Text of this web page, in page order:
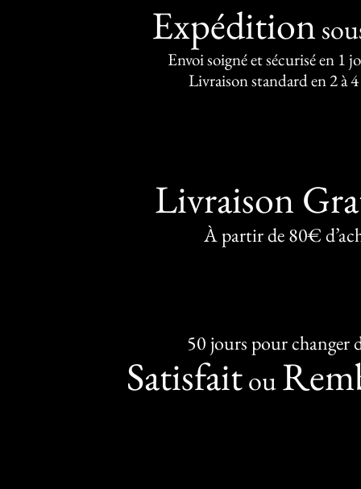
Expédition
Envoi soigné et sécurisé en 1
Livraison standard en 2 à
Livraison
À partir de 80€
50 jours pour changer
Satisfaitou